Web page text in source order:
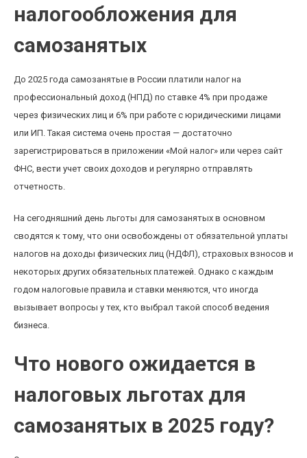
налогообложения для
самозанятых
До 2025 года самозанятые в России платили налог на
профессиональный доход (НПД) по ставке 4% при продаже
через физических лиц и 6% при работе с юридическими лицами
или ИП. Такая система очень простая — достаточно
зарегистрироваться в приложении «Мой налог» или через сайт
ФНС, вести учет своих доходов и регулярно отправлять
отчетность.
На сегодняшний день льготы для самозанятых в основном
сводятся к тому, что они освобождены от обязательной уплаты
налогов на доходы физических лиц (НДФЛ), страховых взносов и
некоторых других обязательных платежей. Однако с каждым
годом налоговые правила и ставки меняются, что иногда
вызывает вопросы у тех, кто выбрал такой способ ведения
бизнеса.
Что нового ожидается в
налоговых льготах для
самозанятых в 2025 году?